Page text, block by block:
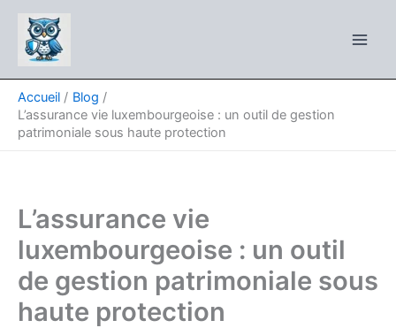
contenu
Accueil
Blog
L’assurance vie luxembourgeoise : un outil de gestion
patrimoniale sous haute protection
L’assurance vie
luxembourgeoise : un outil
de gestion patrimoniale sous
haute protection